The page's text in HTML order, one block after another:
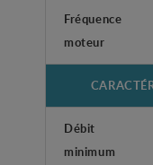
Fréquence
moteur
Débit
minimum